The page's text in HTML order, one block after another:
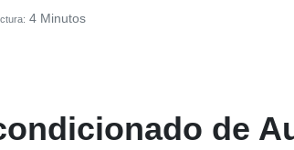
4 Minutos
de